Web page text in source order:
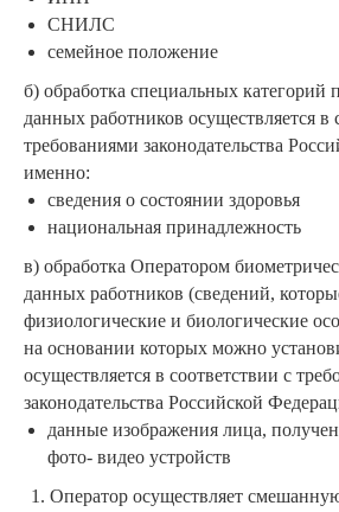
СНИЛС
семейное положение
б) обработка специальных категорий
данных работников осуществляется в
требованиями законодательства
именно:
сведения о состоянии здоровья
национальная принадлежность
в) обработка Оператором
данных работников (сведений,
физиологические и биологические
на основании которых можно
осуществляется в соответствии с
законодательства Российской
данные изображения лица,
фото- видео устройств
Оператор осуществляет